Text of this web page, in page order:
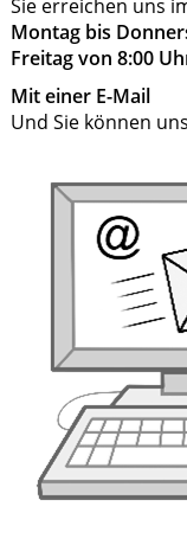
Sie erreichen uns
Montag bis
Freitag von 8:00
Mit einer E-Mail
Und Sie können